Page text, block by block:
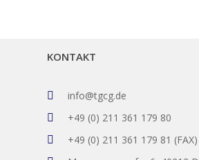
KONTAKT
info@tgcg.de
+49 (0) 211 361 179 80
+49 (0) 211 361 179 81 (FAX)